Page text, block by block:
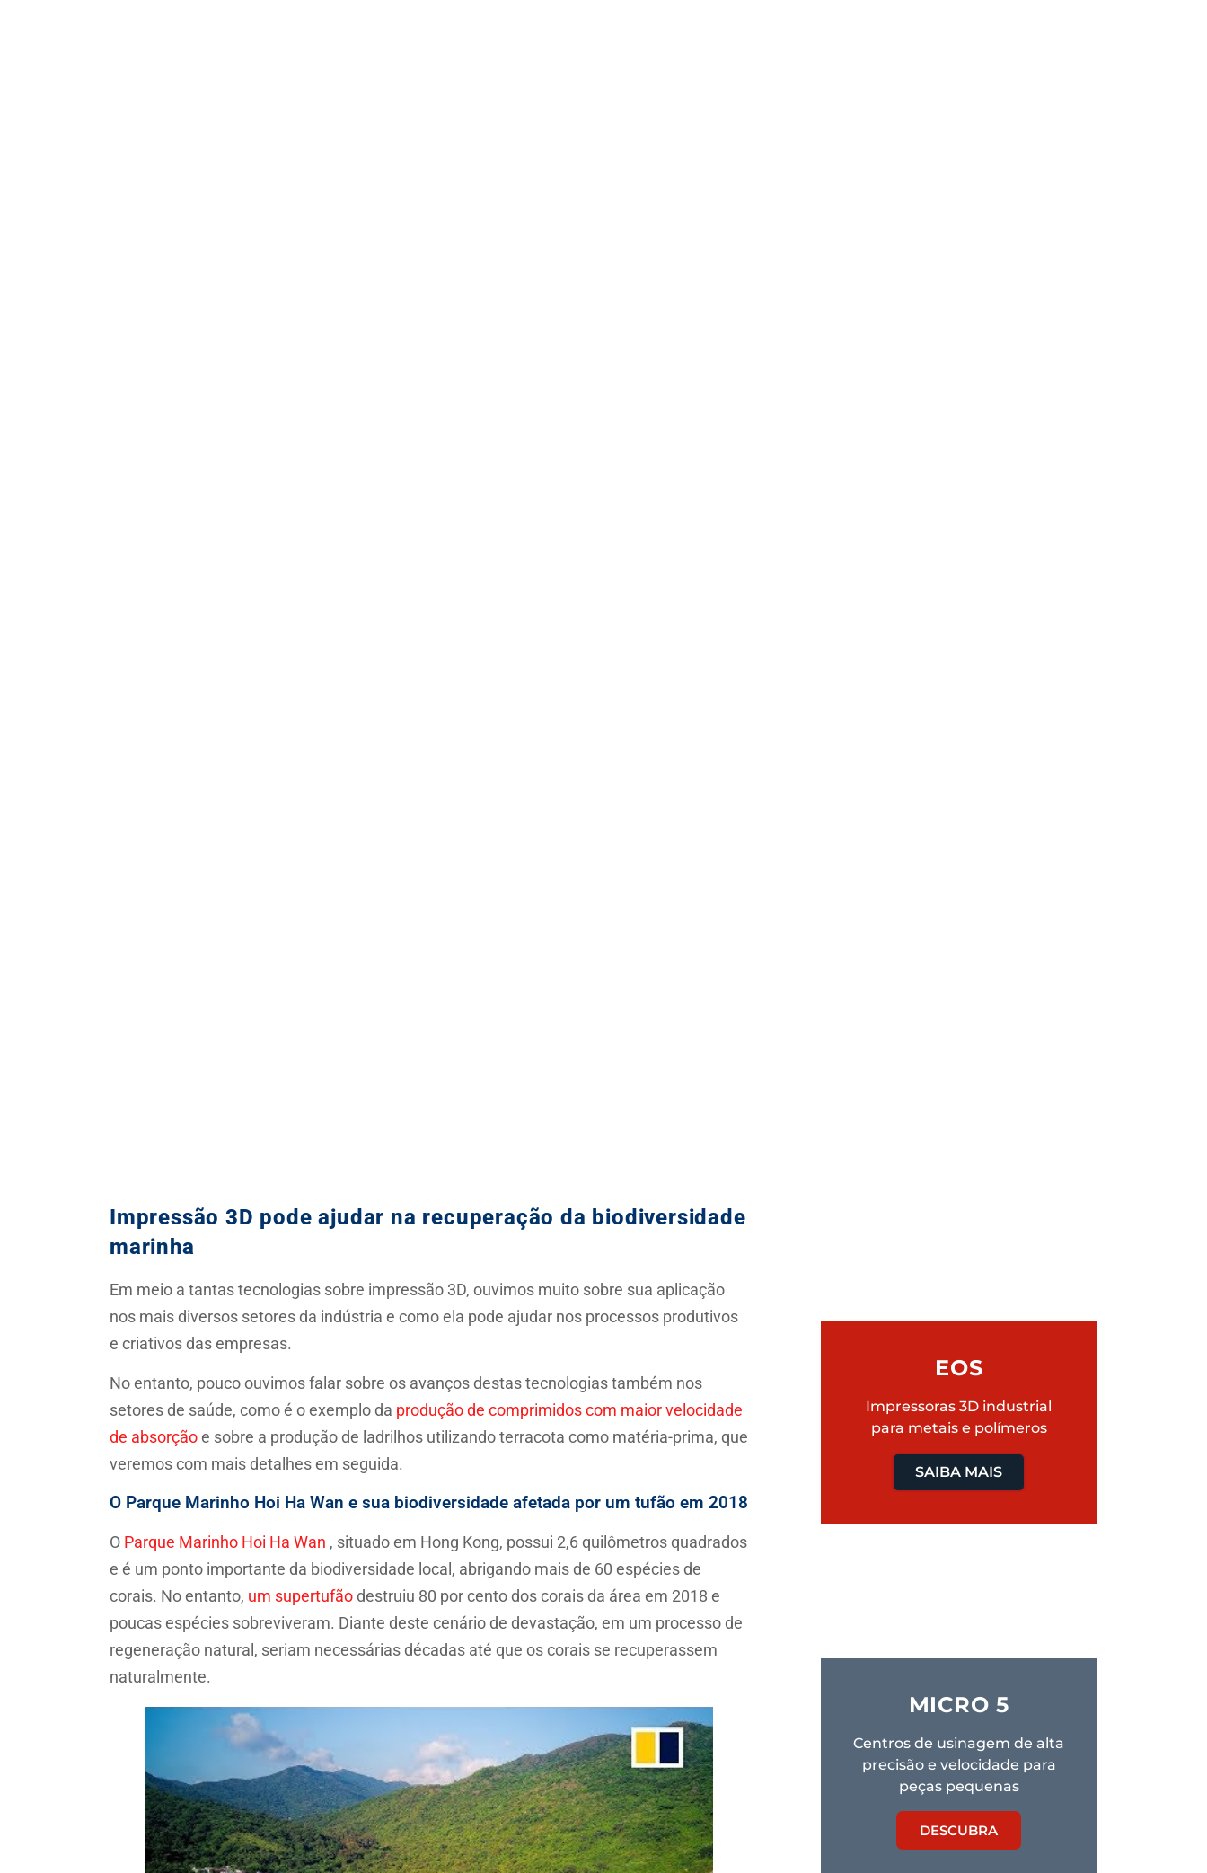
Impressão 3D pode ajudar na recuperação da biodiversidade
marinha
Em meio a tantas tecnologias sobre impressão 3D, ouvimos muito sobre sua aplicação
nos mais diversos setores da indústria e como ela pode ajudar nos processos produtivos
e criativos das empresas.
No entanto, pouco ouvimos falar sobre os avanços destas tecnologias também nos
setores de saúde, como é o exemplo da produção de comprimidos com maior velocidade
de absorçãoe sobre a produção de ladrilhos utilizando terracota como matéria-prima, que
veremos com mais detalhes em seguida.
O Parque Marinho Hoi Ha Wan e sua biodiversidade afetada por um tufão em 2018
O Parque Marinho Hoi Ha Wan , situado em Hong Kong, possui 2,6 quilômetros quadrados
e é um ponto importante da biodiversidade local, abrigando mais de 60 espécies de
corais. No entanto, um supertufão destruiu 80 por cento dos corais da área em 2018 e
poucas espécies sobreviveram. Diante deste cenário de devastação, em um processo de
regeneração natural, seriam necessárias décadas até que os corais se recuperassem
naturalmente.
EOS
Impressoras 3D industrial
para metais e polímeros
SAIBA MAIS
MICRO 5
Centros de usinagem de alta
precisão e velocidade para
peças pequenas
DESCUBRA